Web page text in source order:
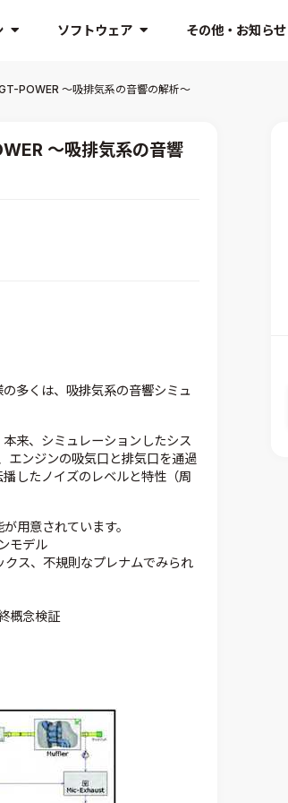
ソフトウェア その他・お知らせ
POWER ～吸排気系の音響の解析～
～吸排気系の音響
多くは、吸排気系の音響シミュ
来、シミュレーションしたシス
エンジンの吸気口と排気口を通過
したノイズのレベルと特性（周
用意されています。
モデル
ス、不規則なプレナムでみられ
概念検証